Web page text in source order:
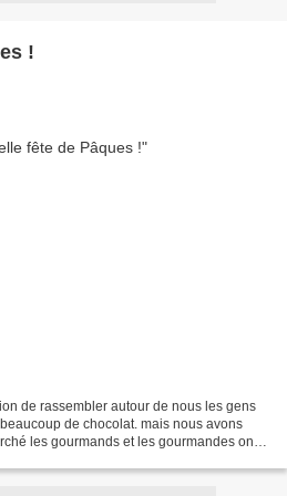
!
de rassembler autour de nous les gens
de chocolat. mais nous avons
les gourmands et les gourmandes ont